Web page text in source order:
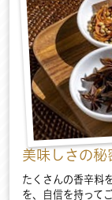
美味しさの
たくさんの香辛料
を、自信を持って